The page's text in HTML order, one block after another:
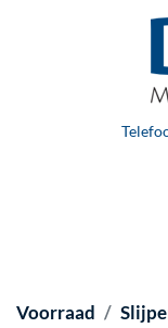
Voorraad